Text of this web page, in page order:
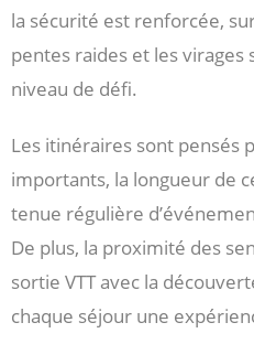
la sécurité est renforcée,
pentes raides et les virages
niveau de défi.
Les itinéraires sont pensés
importants, la longueur de
tenue régulière
De plus, la proximité des
sortie VTT avec la
chaque séjour une